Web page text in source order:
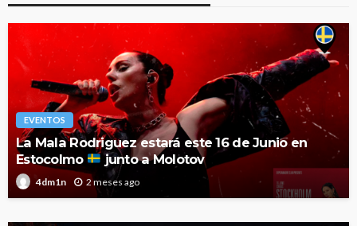
EVENTOS
La Mala Rodriguez estará este 16 de Junio en
Estocolmo
junto a Molotov
4dm1n 2 meses ago